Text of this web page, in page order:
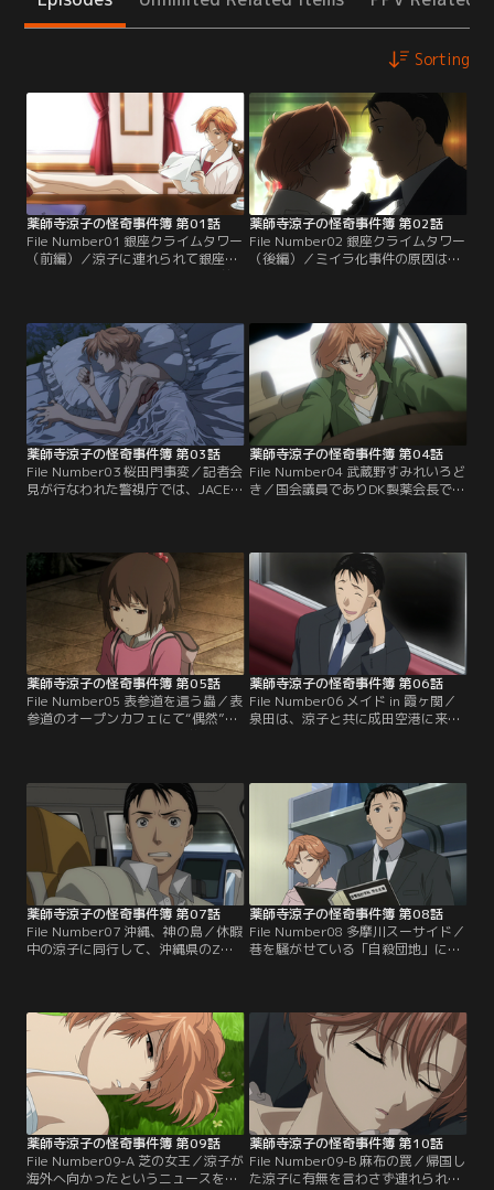
Sorting
薬師寺涼子の怪奇事件簿 第01話
File Number01 銀座クライムタワー
（前編）／涼子に連れられて銀座に
向かっていた泉田。そんな2人の前
きを見せた人影を追跡するが、銀座
プライムタウン内で見失ってしま
う。元・厚生労働省の官僚で、プラ
イムタウンのオーナーである曽我篤
彦が捜査に非協力的なため、それ以
上の捜査が…。【提供：バンダイチ
ャンネル】
薬師寺涼子の怪奇事件簿 第02話
File Number02 銀座クライムタワー
（後編）／ミイラ化事件の原因は、
あること、そして曽我が月読会の幹
部であることが判明。そんな矢先
に、ミイラ化事件の司法解剖を担当
した辰見先生の研究所が炎上。事態
が切迫する中、涼子は検研への強制
捜査を…。【提供：バンダイチャン
ネル】
薬師寺涼子の怪奇事件簿 第03話
File Number03 桜田門事変／記者会
見が行なわれた警視庁では、JACES
の記者が、その存在を知らしめよう
と燃えていた。正規な方法では涼子
の圧力で告発記事を握りつぶされて
しまうため、彼は涼子のスキャンダ
ルな瞬間を狙おうとするが…。【提
供：バンダイチャンネル】
薬師寺涼子の怪奇事件簿 第04話
File Number04 武蔵野すみれいろど
き／国会議員でありDK製薬会長でも
面会を許可される。その数字とは、
DK製薬が機密に進めてきた違法の細
胞実験のプロジェクトナンバーであ
った。その頃、4人の人間が腹を裂
かれて殺害される事件が起こってい
た…。【提供：バンダイチャンネ
ル】
薬師寺涼子の怪奇事件簿 第05話
File Number05 表参道を這う蟲／表
参道のオープンカフェにて“偶然”居
銃声。ただちに現場である青山ブロ
ードウェイへと駆けつけた2人だ
が、そこにはすでに事切れた多数の
遺体が転がっていた。その遺体はい
ずれも拳銃を所持し、武装をしてい
たが…。【提供：バンダイチャンネ
ル】
薬師寺涼子の怪奇事件簿 第06話
File Number06 メイド in 霞ヶ関／
泉田は、涼子と共に成田空港に来て
迎えて涼子の自宅へと戻るが、途中
で彼女たちや泉田を乗せた地下鉄が
突然急停止してしまう。その先頭車
両に駆けつけた彼らは、土煙の中に
巨大な生命体の影をとらえて…。
【提供：バンダイチャンネル】
薬師寺涼子の怪奇事件簿 第07話
File Number07 沖縄、神の島／休暇
中の涼子に同行して、沖縄県のZ島
荘。彼女によると、マングローブ樹
林に別荘を建てたことから、田戸村
は自然活動家に抗議を受けていると
のこと。しかも、別荘を訪れた活動
家が何人も行方不明になっているら
しく…。【提供：バンダイチャンネ
ル】
薬師寺涼子の怪奇事件簿 第08話
File Number08 多摩川スーサイド／
巷を騒がせている「自殺団地」に関
ものだった。そして、自殺団地から
飛び降りた被害者の緑川が勤めてい
た多摩音響研究所で事件の情報収集
を行う中、2人は超音波を出す昆虫
の研究をしている吾妻という講師と
出会い…。【提供：バンダイチャン
ネル】
薬師寺涼子の怪奇事件簿 第09話
File Number09-A 芝の女王／涼子が
海外へ向かったというニュースを聞
薬師寺涼子の怪奇事件簿 第10話
File Number09-B 麻布の罠／帰国し
た涼子に有無を言わさず連れられた